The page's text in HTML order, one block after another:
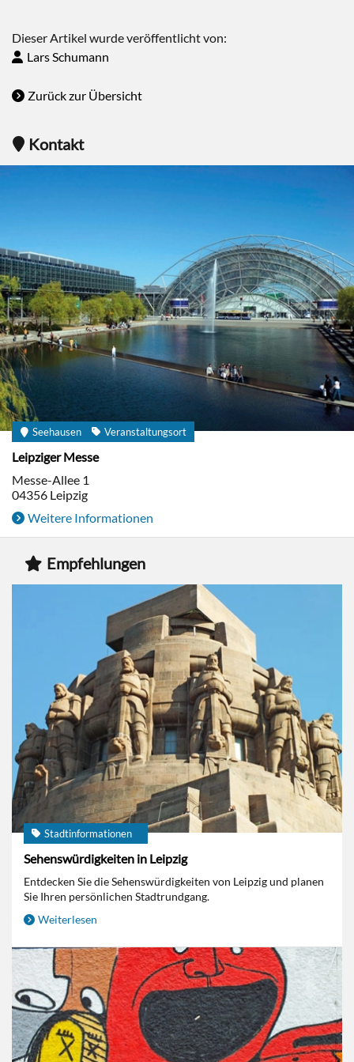
Dieser Artikel wurde veröffentlicht von:
Lars Schumann
Zurück zur Übersicht
Kontakt
Seehausen Veranstaltungsort
Leipziger Messe
Messe-Allee 1
04356 Leipzig
Weitere Informationen
Empfehlungen
Stadtinformationen
Sehenswürdigkeiten in Leipzig
Entdecken Sie die Sehenswürdigkeiten von Leipzig und planen
Sie Ihren persönlichen Stadtrundgang.
Weiterlesen